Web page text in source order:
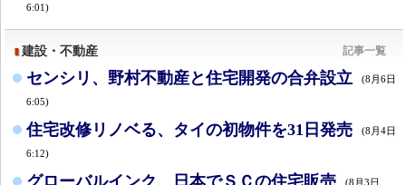
6:01)
建設・不動産 記事一覧
センシリ、野村不動産と住宅開発の合弁設立 (8月6日
6:05)
住宅改修リノベる、タイの初物件を31日発売 (8月4日
6:12)
グローバルインク、日本でＳＣの住宅販売 (8月3日